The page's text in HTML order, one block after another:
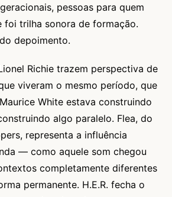
pessoas para quem
foi trilha sonora de formação.
depoimento.
Richie trazem perspectiva de
viveram o mesmo período, que
White estava construindo
algo paralelo. Flea, do
representa a influência
— como aquele som chegou
completamente diferentes
permanente. H.E.R. fecha o